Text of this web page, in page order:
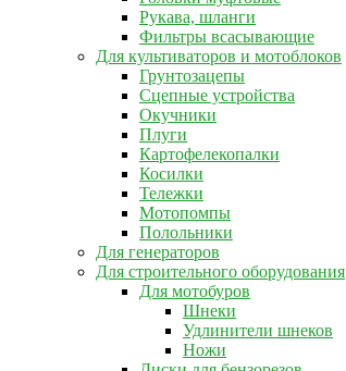
Рукава, шланги
Фильтры всасывающие
Для культиваторов и мотоблоков
Грунтозацепы
Сцепные устройства
Окучники
Плуги
Картофелекопалки
Косилки
Тележки
Мотопомпы
Полольники
Для генераторов
Для строительного оборудования
Для мотобуров
Шнеки
Удлинители шнеков
Ножи